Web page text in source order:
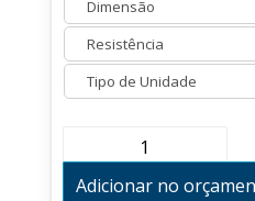
Complementar
Compensador
Adicionar no